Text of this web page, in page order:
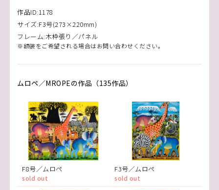
作品ID:1178
サイズ:F3号(273×220mm)
フレーム:木枠張り／パネル
※額装をご希望される場合はお問い合わせください。
ムロペ／MROPEの作品（135作品）
F8号／ムロペ
sold out
F3号／ムロペ
sold out